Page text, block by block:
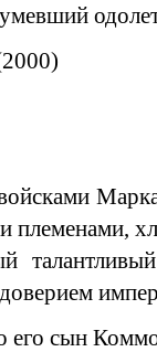
племенами,
сын